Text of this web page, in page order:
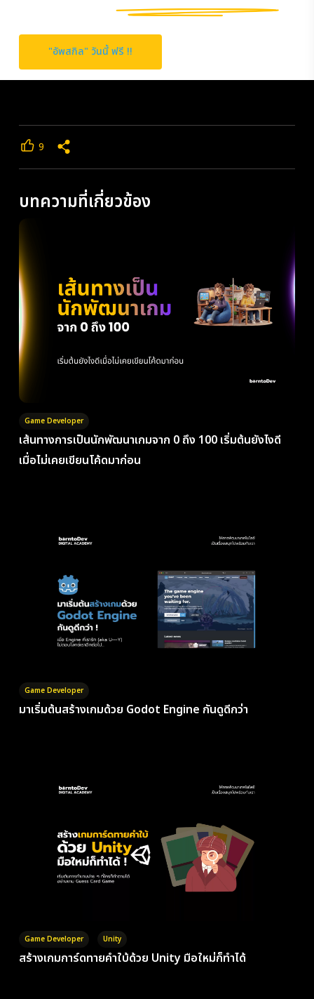
"อัพสกิล" วันนี้ ฟรี !!
9
บทความที่เกี่ยวข้อง
Game Developer
เส้นทางการเป็นนักพัฒนาเกมจาก 0 ถึง 100 เริ่มต้นยังไงดี
เมื่อไม่เคยเขียนโค้ดมาก่อน
Game Developer
มาเริ่มต้นสร้างเกมด้วย Godot Engine กันดูดีกว่า
Game Developer Unity
สร้างเกมการ์ดทายคำใบ้ด้วย Unity มือใหม่ก็ทำได้